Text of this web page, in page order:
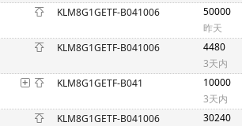
KLM8G1GETF-B041006
50000
昨天
KLM8G1GETF-B041006
4480
3天内
KLM8G1GETF-B041
10000
3天内
KLM8G1GETF-B041006
30240